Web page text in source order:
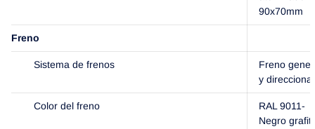
90x70mm
Freno
Sistema de frenos
Freno
y direccional
Color del freno
RAL 9011-
Negro